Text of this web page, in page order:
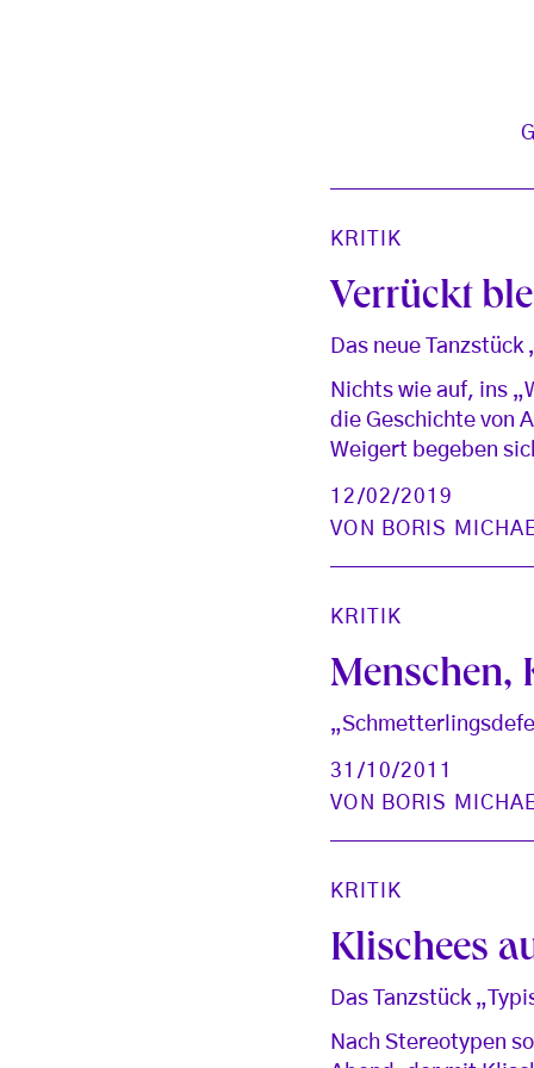
KRITIK
Verrückt
Das neue
Nichts wie auf, ins
die Geschichte von
Weigert begeben
12/02/2019
VON
BORIS
KRITIK
Menschen,
31/10/2011
VON
BORIS
KRITIK
Klischees
Das Tanzstück
Nach Stereotypen